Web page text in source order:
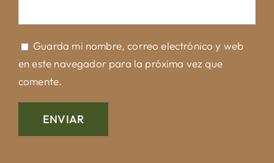
Guarda mi nombre, correo electrónico y web
en este navegador para la próxima vez que
comente.